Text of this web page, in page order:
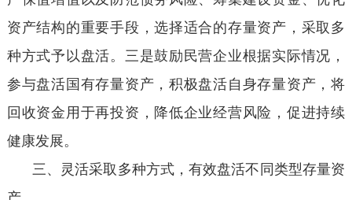
资产结构的重要手段，选择适合的存量资产，采取多
种方式予以盘活。三是鼓励民营企业根据实际情况，
参与盘活国有存量资产，积极盘活自身存量资产，将
回收资金用于再投资，降低企业经营风险，促进持续
健康发展。
三、灵活采取多种方式，有效盘活不同类型存量资